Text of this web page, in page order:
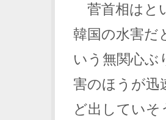
菅首相はと
韓国の水害だ
いう無関心ぶ
害のほうが迅
ど出していそ